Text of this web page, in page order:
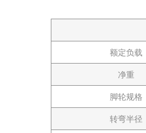
额定负载
净重
脚轮规格
转弯半径